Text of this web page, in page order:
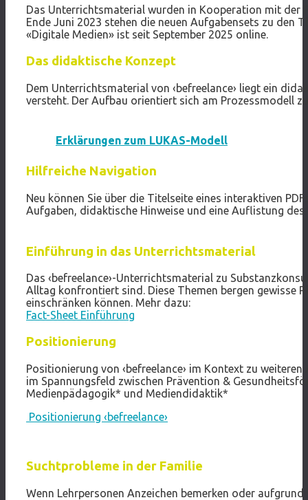
Das Unterrichtsmaterial wurden in Kooperation mit der
Ende Juni 2023 stehen die neuen Aufgabensets zu den
«Digitale Medien» ist seit September 2025 online.
Das didaktische Konzept
Dem Unterrichtsmaterial von ‹befreelance› liegt ein
versteht. Der Aufbau orientiert sich am Prozessmodell
Erklärungen zum LUKAS-Modell
Hilfreiche Navigation
Neu können Sie über die Titelseite eines interaktiven
Aufgaben, didaktische Hinweise und eine Auflistung
Einführung in das Unterrichtsmaterial
Das ‹befreelance›-Unterrichtsmaterial zu
Alltag konfrontiert sind. Diese Themen bergen gewisse
einschränken können. Mehr dazu:
Fact-Sheet Einführung
Positionierung
Positionierung von ‹befreelance› im Kontext zu weiteren
im Spannungsfeld zwischen Prävention &
Medienpädagogik* und Mediendidaktik*
Positionierung ‹befreelance›
Suchtprobleme in der Familie
Wenn Lehrpersonen Anzeichen bemerken oder